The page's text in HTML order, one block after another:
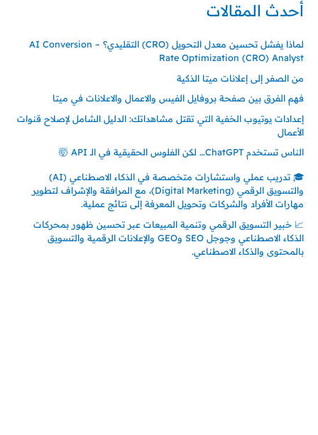
أحدث المقالات
لماذا يفشل تحسين معدل التحويل (CRO) التقليدي؟ – AI Conversion
Rate Optimization (CRO) Analyst
من الصفر إلى إعلانات ميتا الذكية
فهم الفرق بين صفحة بروفايل الفيس والاعمال والاعلانات في ميتا
إعدادات يوتيوب الخفية التي تقتل مشاهداتك: الدليل الشامل لإصلاح قنوات
الأعمال
الناس تستخدم ChatGPT… لكن الفلوس الحقيقية في الـ API 🤯
🎓 تدريب عملي واستشارات متخصصة في الذكاء الاصطناعي (AI)
والتسويق الرقمي (Digital Marketing)، مع المرافقة والإشراف لتطوير
مهارات الأفراد والشركات وتحويل المعرفة إلى نتائج عملية.
📈 خبير التسويق الرقمي وتنمية المبيعات عبر تحسين ظهور بمحركات
الذكاء الاصطناعي وجوجل SEO وGEO والإعلانات الرقمية والتسويق
بالمحتوى والذكاء الاصطناعي.